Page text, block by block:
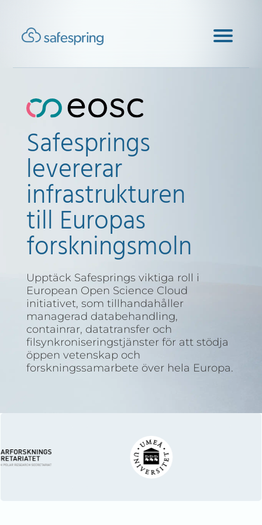
Safesprings
levererar
infrastrukturen
till Europas
forskningsmoln
Upptäck Safesprings viktiga roll i
European Open Science Cloud
initiativet, som tillhandahåller
managerad databehandling,
containrar, datatransfer och
filsynkroniseringstjänster för att stödja
öppen vetenskap och
forskningssamarbete över hela Europa.